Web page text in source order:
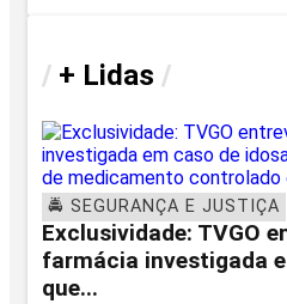
/ + Lidas /
🚔 SEGURANÇA E JUSTIÇA
Exclusividade: TVGO
farmácia investigada
que...